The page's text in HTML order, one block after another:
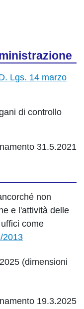
Lgs. 14 marzo
di controllo
31.5.2021
non
e l'attività delle
come
2013
(dimensioni
19.3.2025